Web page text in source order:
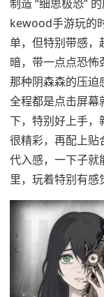
制造 “细思极恐”
kewood手游玩的
单，但特别带感，
暗，带一点点恐怖
那种阴森森的压迫
全程都是点击屏幕
下，特别好上手，
很精彩，再配上贴
代入感，一下子就
里，玩着特别有感